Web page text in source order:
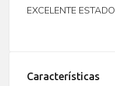
EXCELENTE ESTADO
Características